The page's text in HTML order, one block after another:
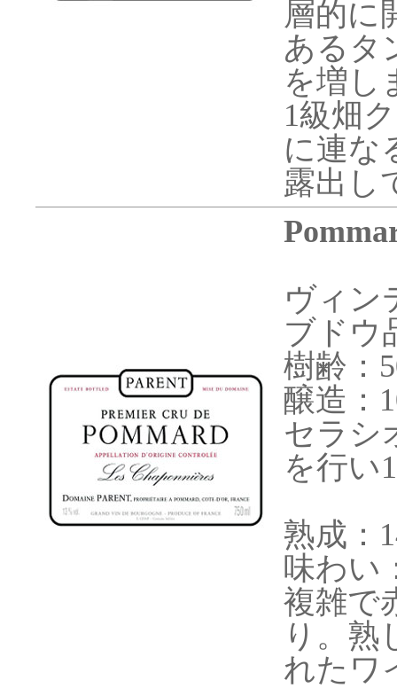
層的に
あるタ
を増し
1級畑
に連な
露出し
ヴィン
ブドウ
樹齢：
醸造：
セラシ
を行い
熟成：
味わい
複雑で
り。熟
れたワ